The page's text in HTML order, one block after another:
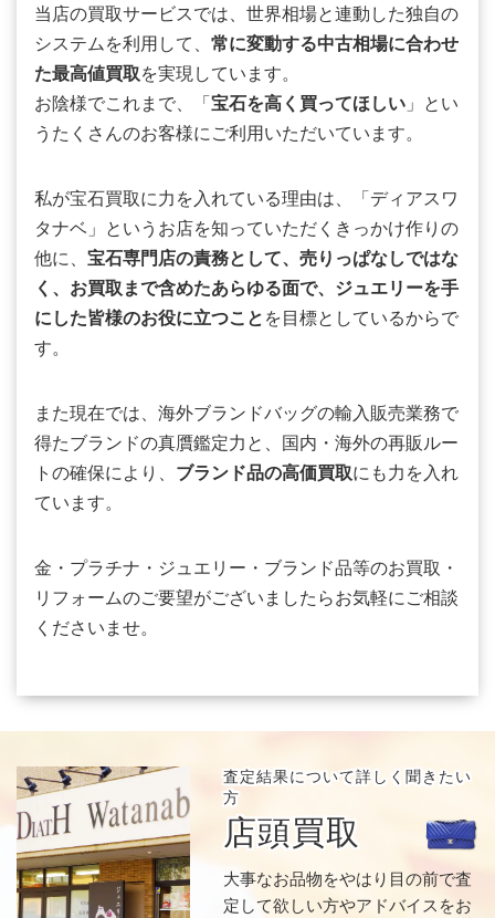
当店の買取サービスでは、世界相場と連動した独自の
システムを利用して、 常に変動する中古相場に合わせ
た最高値買取を実現しています。
お陰様でこれまで、「 宝石を高く買ってほしい 」とい
うたくさんのお客様にご利用いただいています。
私が宝石買取に力を入れている理由は、「ディアスワ
タナベ」というお店を知っていただくきっかけ作りの
他に、 宝石専門店の責務として、売りっぱなしではな
く、お買取まで含めたあらゆる面で、ジュエリーを手
にした皆様のお役に立つこと を目標としているからで
す。
また現在では、海外ブランドバッグの輸入販売業務で
得たブランドの真贋鑑定力と、国内・海外の再販ルー
トの確保により、 ブランド品の高価買取にも力を入れ
ています。
金・プラチナ・ジュエリー・ブランド品等のお買取・
リフォームのご要望がございましたらお気軽にご相談
くださいませ。
査定結果について詳しく聞きたい
方
店頭買取
大事なお品物をやはり目の前で査
定して欲しい方やアドバイスをお